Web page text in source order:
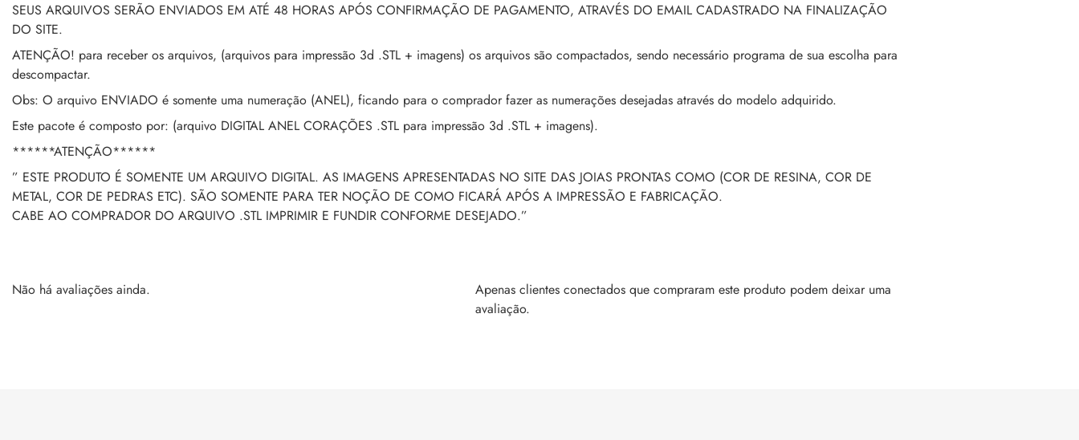
SEUS ARQUIVOS SERÃO ENVIADOS EM ATÉ 48 HORAS APÓS CONFIRMAÇÃO DE PAGAMENTO, ATRAVÉS DO EMAIL CADASTRADO NA FINALIZAÇÃO
DO SITE.
ATENÇÃO! para receber os arquivos, (arquivos para impressão 3d .STL + imagens) os arquivos são compactados, sendo necessário programa de sua escolha para
descompactar.
Obs: O arquivo ENVIADO é somente uma numeração (ANEL), ficando para o comprador fazer as numerações desejadas através do modelo adquirido.
Este pacote é composto por: (arquivo DIGITAL ANEL CORAÇÕES .STL para impressão 3d .STL + imagens).
******ATENÇÃO******
” ESTE PRODUTO É SOMENTE UM ARQUIVO DIGITAL. AS IMAGENS APRESENTADAS NO SITE DAS JOIAS PRONTAS COMO (COR DE RESINA, COR DE
METAL, COR DE PEDRAS ETC). SÃO SOMENTE PARA TER NOÇÃO DE COMO FICARÁ APÓS A IMPRESSÃO E FABRICAÇÃO.
CABE AO COMPRADOR DO ARQUIVO .STL IMPRIMIR E FUNDIR CONFORME DESEJADO.”
Não há avaliações ainda.
Apenas clientes conectados que compraram este produto podem deixar uma
avaliação.